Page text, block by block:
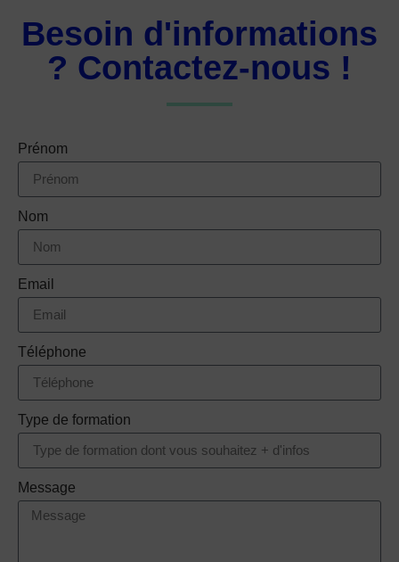
Besoin d'informations
? Contactez-nous !
Prénom
Nom
Email
Téléphone
Type de formation
Message